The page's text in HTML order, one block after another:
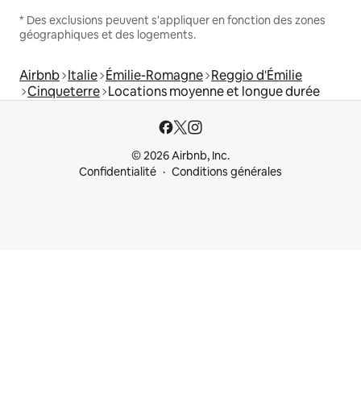
* Des exclusions peuvent s'appliquer en fonction des zones
géographiques et des logements.
Airbnb Italie Émilie-Romagne Reggio d'Émilie
Cinqueterre Locations moyenne et longue durée
© 2026 Airbnb, Inc.
Confidentialité
Conditions générales